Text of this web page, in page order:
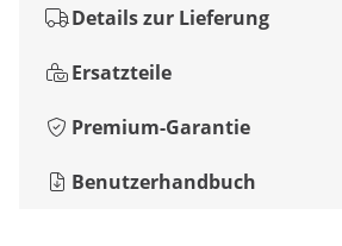
Details zur Lieferung
Ersatzteile
Premium-Garantie
Benutzerhandbuch